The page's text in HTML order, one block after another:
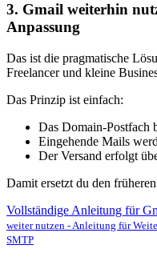
3. Gmail weiterhin
Anpassung
Das ist die pragmatische
Freelancer und kleine
Das Prinzip ist einfach:
Das Domain-Postfach
Eingehende Mails
Der Versand erfolgt
Damit ersetzt du den
Vollständige Anleitung für
weiter nutzen - Anleitung für
SMTP